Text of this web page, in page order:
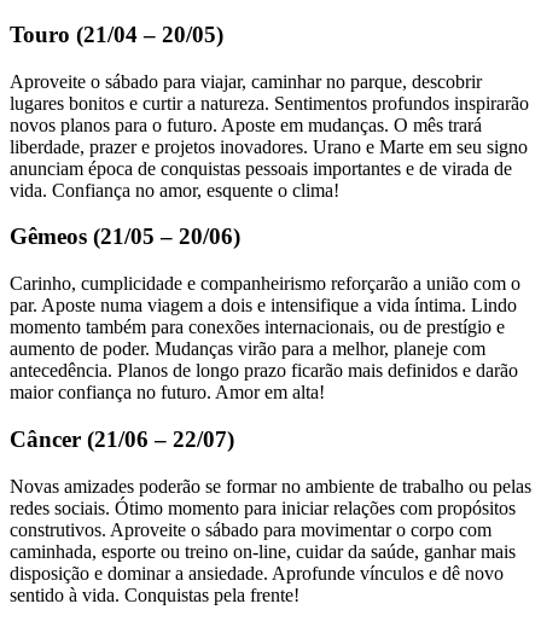
Touro (21/04 – 20/05)
Aproveite o sábado para viajar, caminhar no parque, descobrir
lugares bonitos e curtir a natureza. Sentimentos profundos inspirarão
novos planos para o futuro. Aposte em mudanças. O mês trará
liberdade, prazer e projetos inovadores. Urano e Marte em seu signo
anunciam época de conquistas pessoais importantes e de virada de
vida. Confiança no amor, esquente o clima!
Gêmeos (21/05 – 20/06)
Carinho, cumplicidade e companheirismo reforçarão a união com o
par. Aposte numa viagem a dois e intensifique a vida íntima. Lindo
momento também para conexões internacionais, ou de prestígio e
aumento de poder. Mudanças virão para a melhor, planeje com
antecedência. Planos de longo prazo ficarão mais definidos e darão
maior confiança no futuro. Amor em alta!
Câncer (21/06 – 22/07)
Novas amizades poderão se formar no ambiente de trabalho ou pelas
redes sociais. Ótimo momento para iniciar relações com propósitos
construtivos. Aproveite o sábado para movimentar o corpo com
caminhada, esporte ou treino on-line, cuidar da saúde, ganhar mais
disposição e dominar a ansiedade. Aprofunde vínculos e dê novo
sentido à vida. Conquistas pela frente!